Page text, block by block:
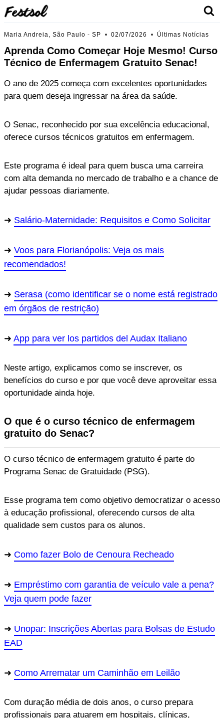
Skip
to
content
Maria Andreia, São Paulo - SP 02/07/2026 Últimas Notícias
Aprenda Como Começar Hoje Mesmo! Curso
Técnico de Enfermagem Gratuito Senac!
O ano de 2025 começa com excelentes oportunidades
para quem deseja ingressar na área da saúde.
O Senac, reconhecido por sua excelência educacional,
oferece cursos técnicos gratuitos em enfermagem.
Este programa é ideal para quem busca uma carreira
com alta demanda no mercado de trabalho e a chance de
ajudar pessoas diariamente.
Salário-Maternidade: Requisitos e Como Solicitar
Voos para Florianópolis: Veja os mais
recomendados!
Serasa (como identificar se o nome está registrado
em órgãos de restrição)
App para ver los partidos del Audax Italiano
Neste artigo, explicamos como se inscrever, os
benefícios do curso e por que você deve aproveitar essa
oportunidade ainda hoje.
O que é o curso técnico de enfermagem
gratuito do Senac?
O curso técnico de enfermagem gratuito é parte do
Programa Senac de Gratuidade (PSG).
Esse programa tem como objetivo democratizar o acesso
à educação profissional, oferecendo cursos de alta
qualidade sem custos para os alunos.
Como fazer Bolo de Cenoura Recheado
Empréstimo com garantia de veículo vale a pena?
Veja quem pode fazer
Unopar: Inscrições Abertas para Bolsas de Estudo
EAD
Como Arrematar um Caminhão em Leilão
Com duração média de dois anos, o curso prepara
profissionais para atuarem em hospitais, clínicas,